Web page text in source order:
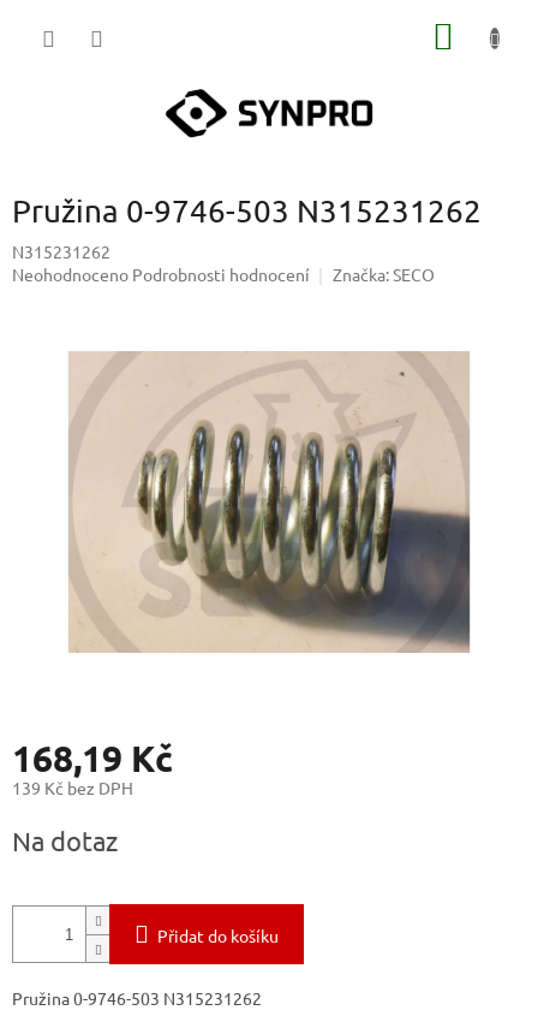
Pružina 0-9746-503 N315231262
N315231262
Průměrné
hvězdiček.
Neohodnoceno Podrobnosti hodnocení Značka:SECO
168,19 Kč
139 Kč bez DPH
cena:
Na dotaz
Přidat do košíku
Pružina 0-9746-503 N315231262